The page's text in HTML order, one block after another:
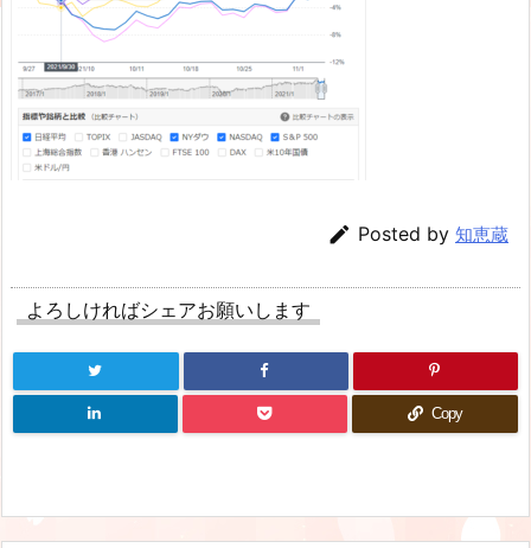
 Posted by 知恵蔵
よろしければシェアお願いします
Copy